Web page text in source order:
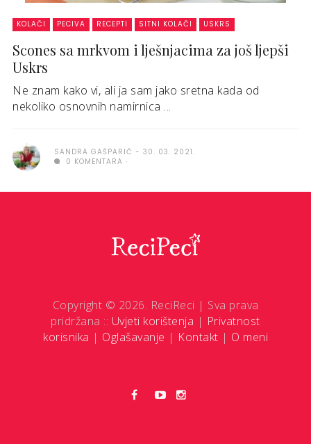
KOLAČI PECIVA RECEPTI SITNI KOLAČI USKRS
Scones sa mrkvom i lješnjacima za još ljepši
Uskrs
Ne znam kako vi, ali ja sam jako sretna kada od
nekoliko osnovnih namirnica ...
SANDRA GAŠPARIĆ
30. 03. 2021.
0 KOMENTARA
Copyright © 2026. ReciReci | Sva prava
pridržana :: Uvjeti korištenja | Privatnost
korisnika | Oglašavanje | Kontakt | O meni